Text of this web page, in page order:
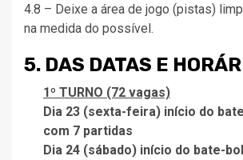
4.8 – Deixe a área de jogo (pistas)
na medida do possível.
5. DAS DATAS E
1º TURNO (72 vagas)
Dia 23 (sexta-feira) início do
com 7 partidas
Dia 24 (sábado) início do bate-